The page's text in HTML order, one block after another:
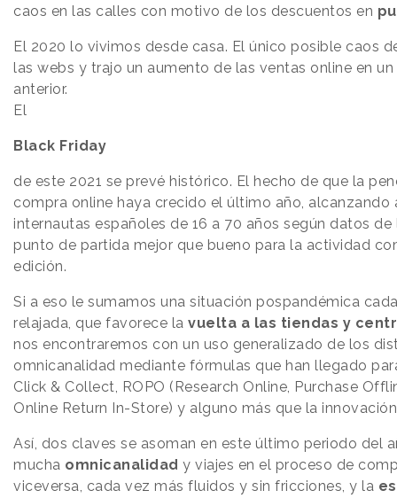
caos en las calles con motivo de los descuentos en
El 2020 lo vivimos desde casa. El único posible caos
las webs y trajo un aumento de las ventas online en
anterior.
El
Black Friday
de este 2021 se prevé histórico. El hecho de que la
compra online haya crecido el último año, alcanzando
internautas españoles de 16 a 70 años según datos de
punto de partida mejor que bueno para la actividad
edición.
Si a eso le sumamos una situación pospandémica
relajada, que favorece la vuelta a las tiendas y
nos encontraremos con un uso generalizado de los
omnicanalidad mediante fórmulas que han llegado
Click & Collect, ROPO (Research Online, Purchase
Online Return In-Store) y alguno más que la
Así, dos claves se asoman en este último periodo del
mucha omnicanalidad y viajes en el proceso de
viceversa, cada vez más fluidos y sin fricciones, y la